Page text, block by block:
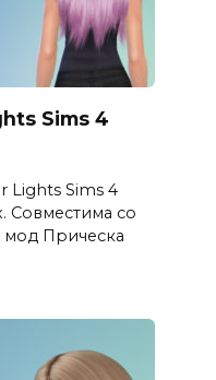
Sims 4
Lights Sims 4
Совместима со
мод Прическа